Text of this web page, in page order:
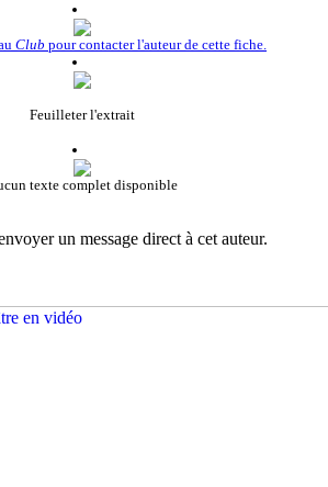
Club pour contacter l'auteur de cette fiche.
Feuilleter l'extrait
texte complet disponible
un message direct à cet auteur.